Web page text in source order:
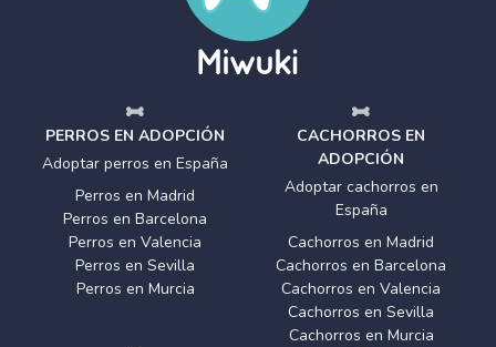
PERROS EN ADOPCIÓN
Adoptar perros en España
Perros en Madrid
Perros en Barcelona
Perros en Valencia
Perros en Sevilla
Perros en Murcia
CACHORROS EN
ADOPCIÓN
Adoptar cachorros en
España
Cachorros en Madrid
Cachorros en Barcelona
Cachorros en Valencia
Cachorros en Sevilla
Cachorros en Murcia